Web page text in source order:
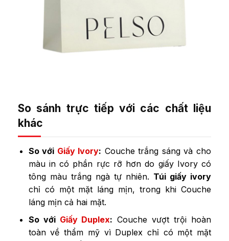
So sánh trực tiếp với các chất liệu
khác
So với Giấy Ivory: Couche trắng sáng và cho
màu in có phần rực rỡ hơn do giấy Ivory có
tông màu trắng ngà tự nhiên. Túi giấy ivory
chỉ có một mặt láng mịn, trong khi Couche
láng mịn cả hai mặt.
So với Giấy Duplex: Couche vượt trội hoàn
toàn về thẩm mỹ vì Duplex chỉ có một mặt